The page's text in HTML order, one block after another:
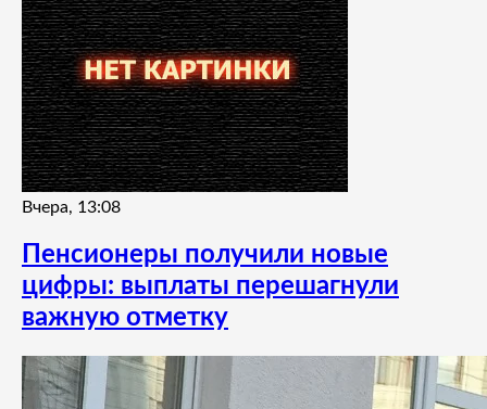
Вчера, 13:08
Пенсионеры получили новые
цифры: выплаты перешагнули
важную отметку